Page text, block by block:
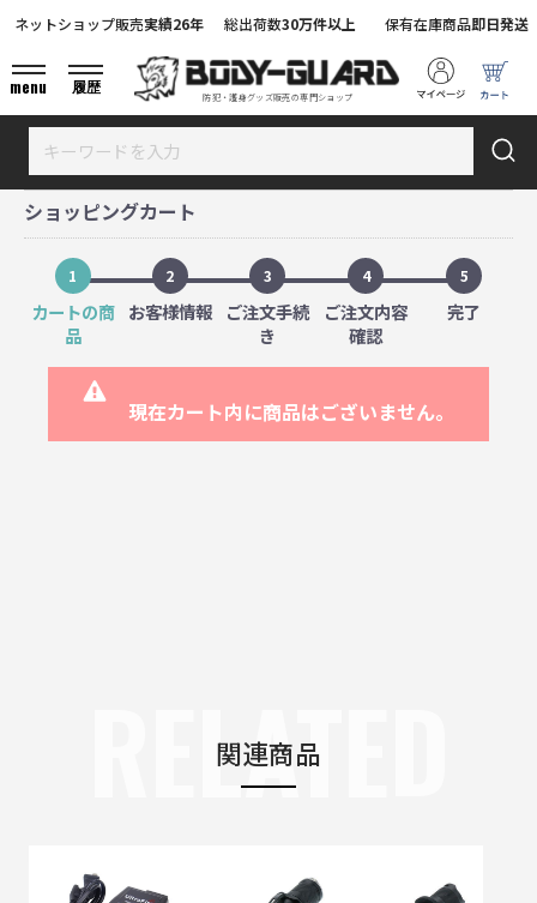
防犯・護身グッズ販売の専門ショップ
ネットショップ販売実績26年 総出荷数30万件以上 保有在庫商品即日発送
menu 履歴
ショッピングカート
1
カートの商
品
2
お客様情報
3
ご注文手続
き
4
ご注文内容
確認
5
完了
現在カート内に商品はございません。
関連商品
RELATED